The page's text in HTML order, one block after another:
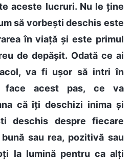
aceste lucruri. Nu le ține
să vorbești deschis este
în viață și este primul
de depășit. Odată ce ai
va fi ușor să intri în
face acest pas, ce va
că îți deschizi inima și
deschis despre fiecare
sau rea, pozitivă sau
la lumină pentru ca alți